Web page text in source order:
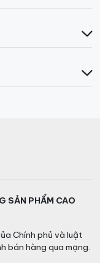
SẢN PHẨM CAO
Chính phủ và luật
bán hàng qua mạng.